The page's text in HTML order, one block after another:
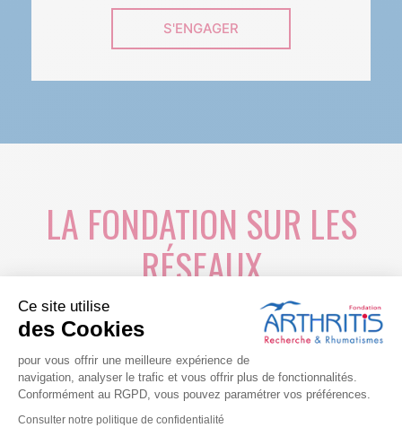
Ce site utilise
des Cookies
pour vous offrir une meilleure expérience de
navigation, analyser le trafic et vous offrir plus de fonctionnalités.
Conformément au RGPD, vous pouvez paramétrer vos préférences.
Consulter notre politique de confidentialité
S'ENGAGER
LA FONDATION SUR LES
RÉSEAUX